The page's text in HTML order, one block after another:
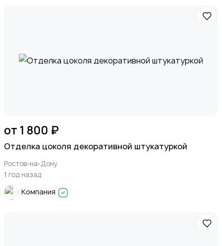
от 1 800 ₽
Отделка цоколя декоративной штукатуркой
Ростов-на-Дону
1 год назад
Компания